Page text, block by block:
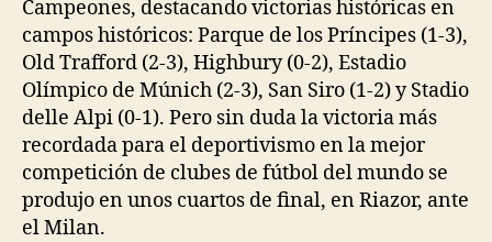
Campeones, destacando victorias históricas en
campos históricos: Parque de los Príncipes (1-3),
Old Trafford (2-3), Highbury (0-2), Estadio
Olímpico de Múnich (2-3), San Siro (1-2) y Stadio
delle Alpi (0-1). Pero sin duda la victoria más
recordada para el deportivismo en la mejor
competición de clubes de fútbol del mundo se
produjo en unos cuartos de final, en Riazor, ante
el Milan.